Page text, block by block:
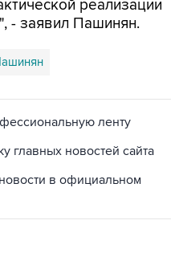
главных новостей сайта
в официальном